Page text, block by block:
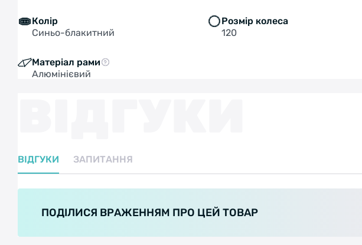
Колір
Синьо-блакитний
Розмір колеса
120
Матеріал рами
Алюмінієвий
ВІДГУКИ ЗАПИТАННЯ
ПОДІЛИСЯ ВРАЖЕННЯМ ПРО ЦЕЙ ТОВАР